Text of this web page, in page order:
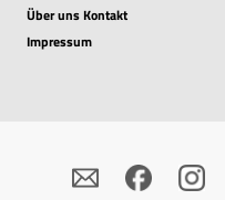
Über uns Kontakt
Impressum